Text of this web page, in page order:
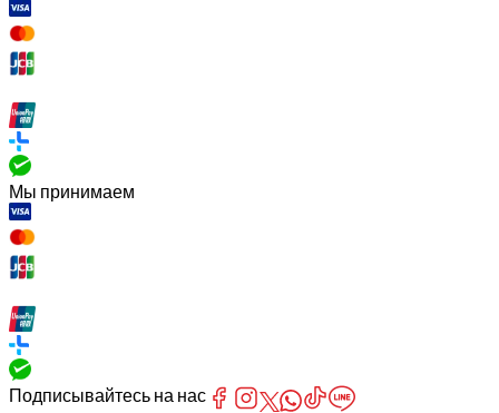
Мы принимаем
Подписывайтесь на нас